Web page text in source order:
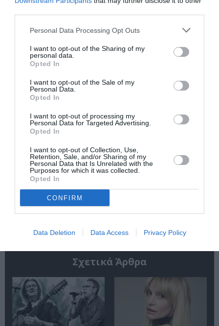
Personal Data Processing Opt Outs
I want to opt-out of the Sharing of my
personal data.
Opted In
I want to opt-out of the Sale of my
Personal Data.
Opted In
I want to opt-out of processing my
Personal Data for Targeted Advertising.
Opted In
I want to opt-out of Collection, Use,
Retention, Sale, and/or Sharing of my
Personal Data that Is Unrelated with the
Purposes for which it was collected.
Opted In
CONFIRM
Data Deletion Data Access Privacy Policy
Νέοι Διαγωνισμοί❯
JAZZ - BLUES - ETHNIC
ΣΥΝΑΥΛΙΕΣ 2017
ΦΕΣΤΙΒΑΛ ΑΘΗΝΩΝ ΚΑΙ ΕΠΙΔΑΥΡΟΥ
Newsletter
Κάθε βδομάδα στο e-mail σας τα τελευταία νέα για
Ακολουθήστε το Culturenow.gr
Σχετικά Άρθρα